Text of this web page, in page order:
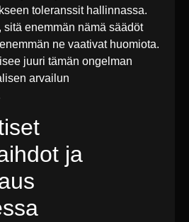
toleranssit hallinnassa.
sitä enemmän nämä säädöt
ne vaativat huomiota.
juuri tämän ongelman
arvailun
ja